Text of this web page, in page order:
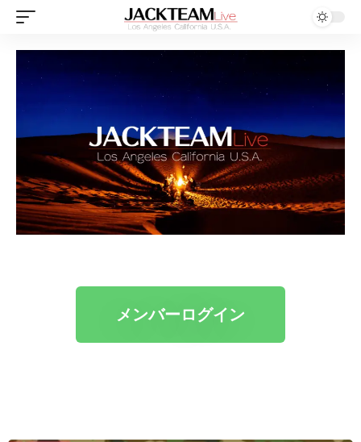
メンバーログイン